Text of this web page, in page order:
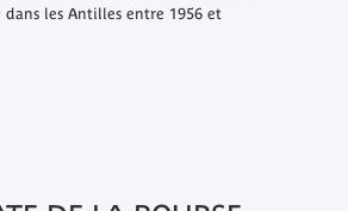
les Antilles entre 1956 et